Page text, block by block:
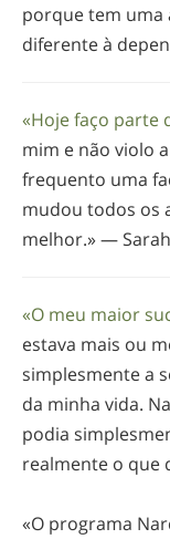
porque tem
diferente à
«Hoje faço parte
mim e não violo
frequento uma
mudou todos os
melhor.» — Sarah
«O meu maior
estava mais ou
simplesmente a
da minha vida.
podia
realmente o que
«O programa